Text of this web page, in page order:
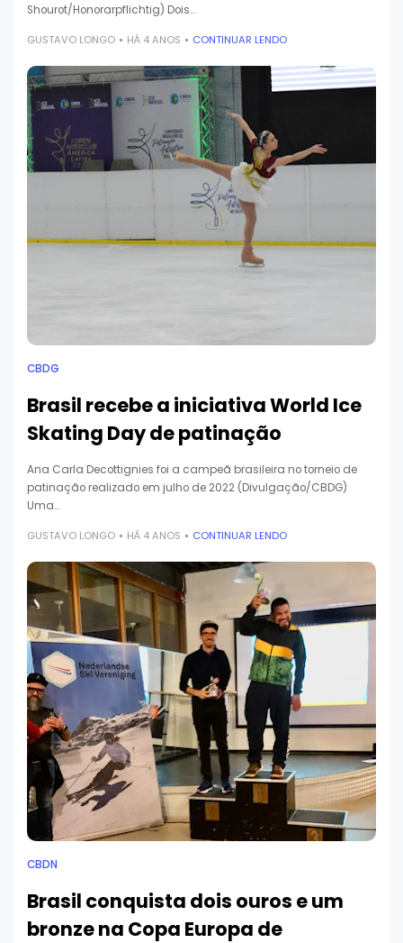
Shourot/Honorarpflichtig) Dois…
GUSTAVO LONGO HÁ 4 ANOS CONTINUAR LENDO
CBDG
Brasil recebe a iniciativa World Ice
Skating Day de patinação
Ana Carla Decottignies foi a campeã brasileira no torneio de
patinação realizado em julho de 2022 (Divulgação/CBDG)
Uma…
GUSTAVO LONGO HÁ 4 ANOS CONTINUAR LENDO
CBDN
Brasil conquista dois ouros e um
bronze na Copa Europa de